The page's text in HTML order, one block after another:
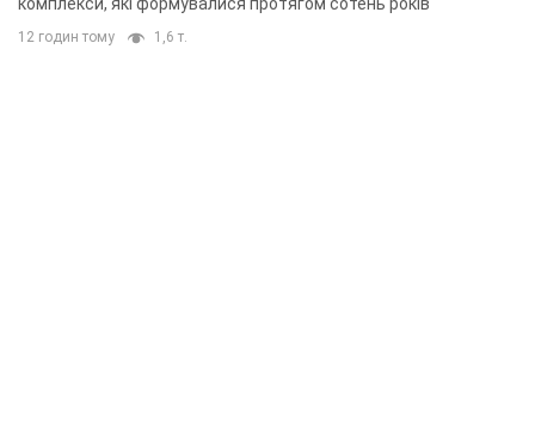
комплекси, які формувалися протягом сотень років
12 годин тому 1,6 т.